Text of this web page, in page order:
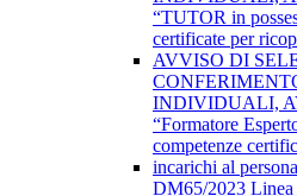
“TUTOR in
certificate per
AVVISO DI
INDIVIDUALI,
“Formatore
competenze
incarichi al
DM65/2023 Linea